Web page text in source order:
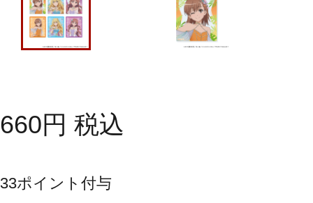
660円 税込
33ポイント付与